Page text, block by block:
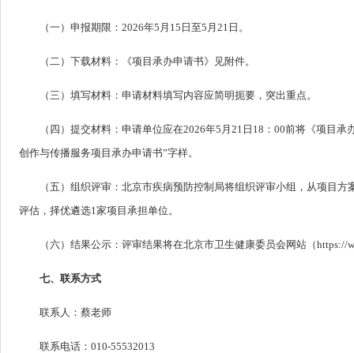
（一）申报期限：2026年5月15日至5月21日。
（二）下载材料：《项目承办申请书》见附件。
（三）填写材料：申请材料填写内容应简明扼要，突出重点。
（四）提交材料：申请单位应在2026年5月21日18：00前将《项目
创作与传播服务项目承办申请书”字样。
（五）组织评审：北京市疾病预防控制局将组织评审小组，从项目
评估，择优遴选1家项目承担单位。
（六）结果公示：评审结果将在北京市卫生健康委员会网站（
七、联系方式
联系人：蔡老师
联系电话：010-55532013